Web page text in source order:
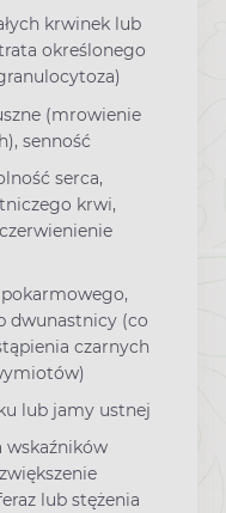
krwinek lub
określonego
(mrowienie
senność
serca,
krwi,
dwunastnicy (co
czarnych
lub jamy ustnej
wskaźników
lub stężenia